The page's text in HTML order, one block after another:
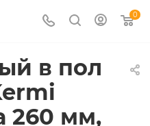
0
в пол
260 мм,